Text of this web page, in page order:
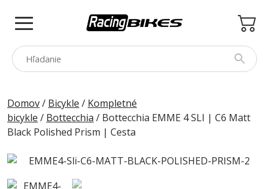
PINARELLO
BOTTECCHIA
PRINCETON
Domov/ Bicykle / Kompletné
bicykle / Bottecchia / Bottecchia EMME 4 SLI | C6 Matt
Black Polished Prism | Cesta